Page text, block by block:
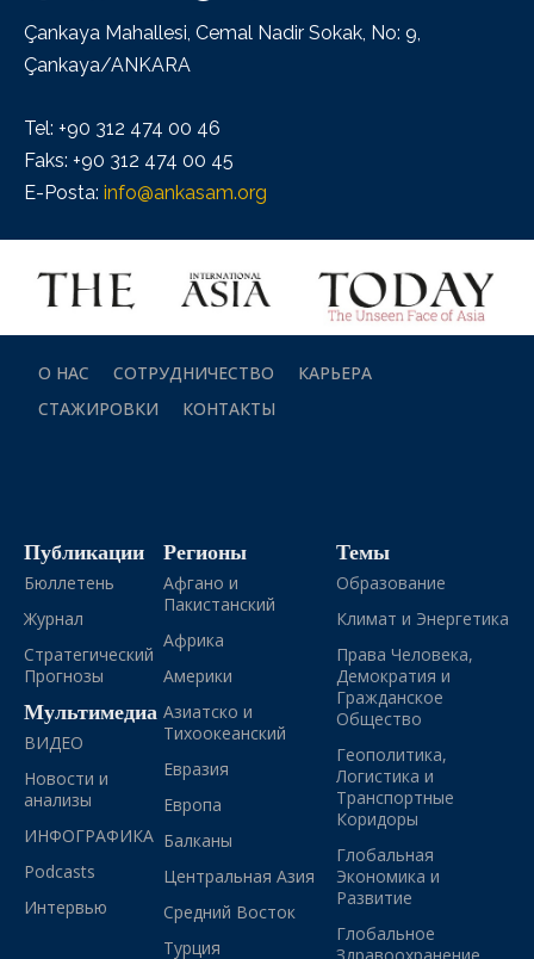
Çankaya Mahallesi, Cemal Nadir Sokak, No: 9,
Çankaya/ANKARA
Tel: +90 312 474 00 46
Faks: +90 312 474 00 45
E-Posta: info@ankasam.org
О НАС СОТРУДНИЧЕСТВО
КАРЬЕРА
СТАЖИРОВКИ
КОНТАКТЫ
Публикации
Бюллетень
Журнал
Стратегический
Прогнозы
Мультимедиа
ВИДЕО
Новости и
анализы
ИНФОГРАФИКА
Podcasts
Интервью
Регионы
Афгано и
Пакистанский
Африка
Америки
Азиатско и
Тихоокеанский
Евразия
Европа
Балканы
Центральная Азия
Средний Восток
Турция
Темы
Образование
Климат и Энергетика
Права Человека,
Демократия и
Гражданское
Общество
Геополитика,
Логистика и
Транспортные
Коридоры
Глобальная
Экономика и
Развитие
Глобальное
Здравоохранение